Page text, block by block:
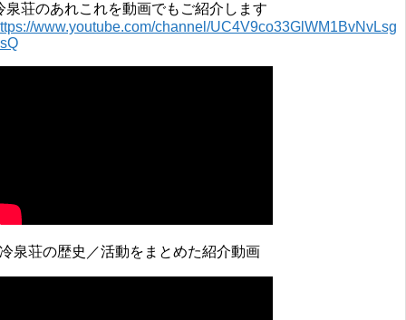
泉荘のあれこれを動画でもご紹介します
www.youtube.com/channel/UC4V9co33GlWM1BvNvLsg
泉荘の歴史／活動をまとめた紹介動画